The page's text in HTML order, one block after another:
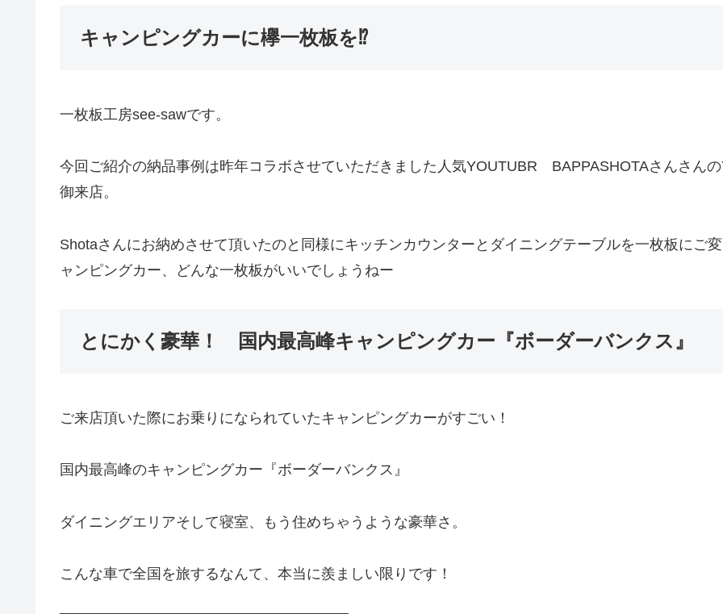
キャンピングカーに欅一枚板を⁉
一枚板工房see-sawです。
今回ご紹介の納品事例は昨年コラボさせていただきました人気YOUTUBR BAPPASHOTAさんさん
御来店。
Shotaさんにお納めさせて頂いたのと同様にキッチンカウンターとダイニングテーブルを一枚板にご
ャンピングカー、どんな一枚板がいいでしょうねー
とにかく豪華！ 国内最高峰キャンピングカー『ボーダーバンクス』
ご来店頂いた際にお乗りになられていたキャンピングカーがすごい！
国内最高峰のキャンピングカー『ボーダーバンクス』
ダイニングエリアそして寝室、もう住めちゃうような豪華さ。
こんな車で全国を旅するなんて、本当に羨ましい限りです！